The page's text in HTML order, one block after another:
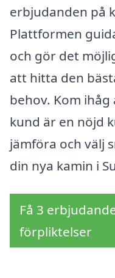
erbjudanden på
Plattformen
och gör det
att hitta den
behov. Kom
kund är en nöjd
jämföra och välj
din nya kamin i
Få 3
förpliktelser